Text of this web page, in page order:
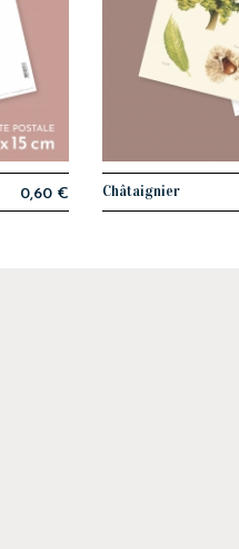
0,60 € AJOUTER
Châtaignier